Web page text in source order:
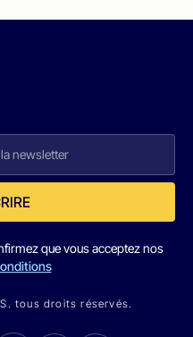
que vous acceptez nos
tous droits réservés.